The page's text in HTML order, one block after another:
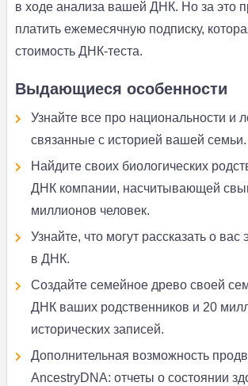
в ходе анализа вашей ДНК. Но за это
платить ежемесячную подписку,
стоимость ДНК-теста.
Выдающиеся особенности
Узнайте все про национальности и
связанные с историей вашей семьи.
Найдите своих биологических
ДНК компании, насчитывающей
миллионов человек.
Узнайте, что могут рассказать о вас
в ДНК.
Создайте семейное древо своей
ДНК ваших родственников и 20
исторических записей.
Дополнительная возможность
AncestryDNA: отчеты о состоянии